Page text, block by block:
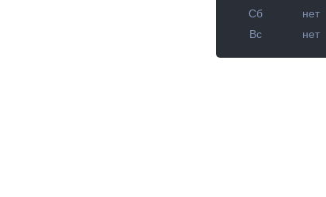
Сб
нет
Вс
нет